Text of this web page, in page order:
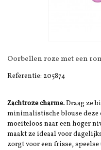
Oorbellen roze met een
Referentie: 205874
Zachtroze charme.Draag ze
minimalistische blouse
moeiteloos naar een hoger
maakt ze ideaal voor
zorgt voor een frisse,